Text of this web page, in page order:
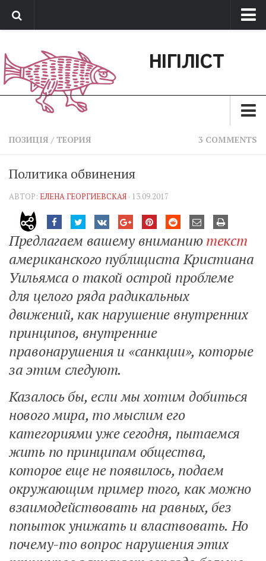
Обратная связь
Поддержать сайт
НІГІЛІСТ
Зараз
Позиція
Дії
Belles lettres
Агітатор
Музика революції
Научпоп
Головне
Цитати
Inter/antinational
ПОЗИЦІЯ / ТЕОРИЯ 3 COMMENTS
Политика обвинения
АВТОР: ЕЛЕНА ГЕОРГИЕВСКАЯ · 13.09.2017
Предлагаем вашему вниманиютекст
американского публициста Кристиана
Уильямса о такой острой проблеме
для целого ряда радикальных
движений, как нарушение внутренних
принципов, внутренние
правонарушения и «санкции», которые
за этим следуют.
Казалось бы, если мы хотим добиться
нового мира, то мыслим его
категориями уже сегодня, пытаемся
жить по принципам общества,
которое еще не появилось, подаем
окружающим пример того, как можно
взаимодействовать на равных, без
попыток унижать и властвовать. Но
почему-то вопрос нарушения этих